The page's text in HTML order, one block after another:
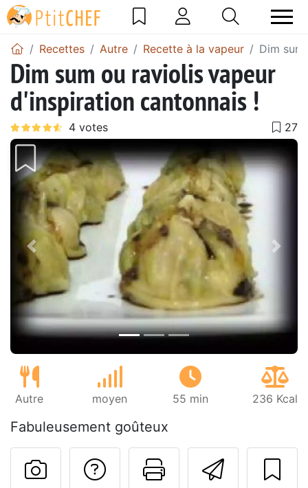
Recettes Autre Recette à la vapeur Dim
Dim sum ou raviolis vapeur
d'inspiration cantonnais !
Précédent
Autre moyen 55 min 236 Kcal
Fabuleusement goûteux
Imprimer
Poser une